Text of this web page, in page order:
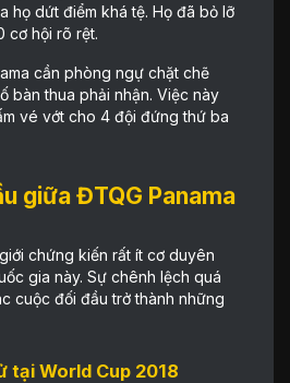
họ dứt điểm khá tệ. Họ đã bỏ lỡ
cơ hội rõ rệt.
cần phòng ngự chặt chẽ
bàn thua phải nhận. Việc này
vé vớt cho 4 đội đứng thứ ba
giữa ĐTQG Panama
chứng kiến rất ít cơ duyên
gia này. Sự chênh lệch quá
cuộc đối đầu trở thành những
tại World Cup 2018